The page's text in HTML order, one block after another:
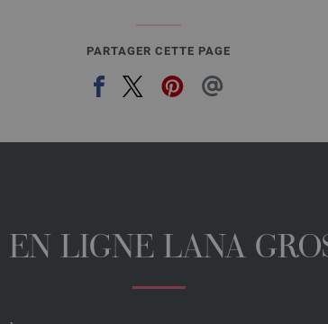
PARTAGER CETTE PAGE
LIGNE LANA